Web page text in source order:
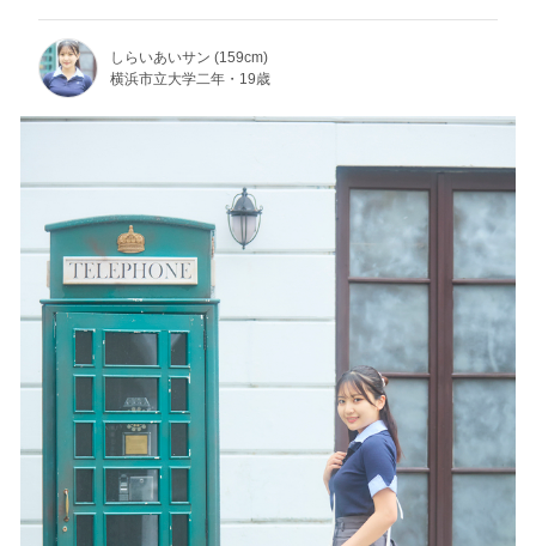
しらいあいサン (159cm)
横浜市立大学二年・19歳